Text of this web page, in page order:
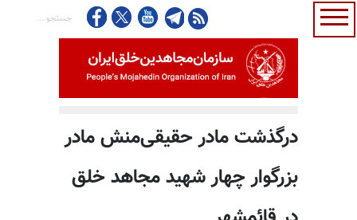
درگذشت مادر حقیقی‌منش مادر
بزرگوار چهار شهید مجاهد خلق